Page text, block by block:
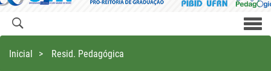
Inicial > Resid. Pedagógica